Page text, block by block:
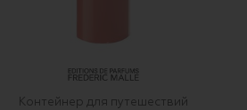
Контейнер для путешествий